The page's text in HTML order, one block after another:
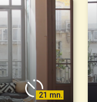
21 mn.